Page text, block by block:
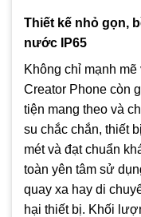
Thiết kế nhỏ gọn,
nước IP65
Không chỉ mạnh
Creator Phone còn
tiện mang theo và
su chắc chắn, thiết
mét và đạt chuẩn
toàn yên tâm sử
quay xa hay di
hại thiết bị. Khối